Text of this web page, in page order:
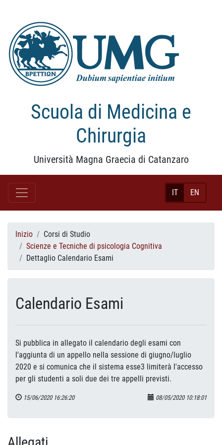
Scuola di Medicina e
Chirurgia
Università Magna Graecia di Catanzaro
IT EN
Inizio
Corsi di Studio
Scienze e Tecniche di psicologia Cognitiva
Dettaglio Calendario Esami
Calendario Esami
Si pubblica in allegato il calendario degli esami con
l'aggiunta di un appello nella sessione di giugno/luglio
2020 e si comunica che il sistema esse3 limiterà l'accesso
per gli studenti a soli due dei tre appelli previsti.
15/06/2020 16:26:20 08/05/2020 10:18:01